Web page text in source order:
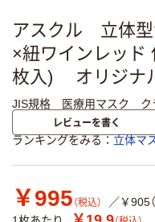
アスクル 立体
×紐ワインレッ
枚入) オリジナ
JIS規格 医療用マスク クラ
レビューを書く
ランキングをみる 立体マ
￥995 （税込）
／￥905